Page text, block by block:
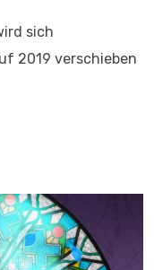
sich
2019 verschieben